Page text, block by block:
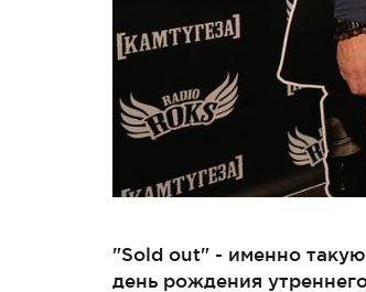
"Sold out" - именно такую
день рождения